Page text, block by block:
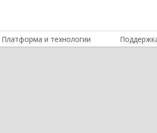
Платформа и технологии